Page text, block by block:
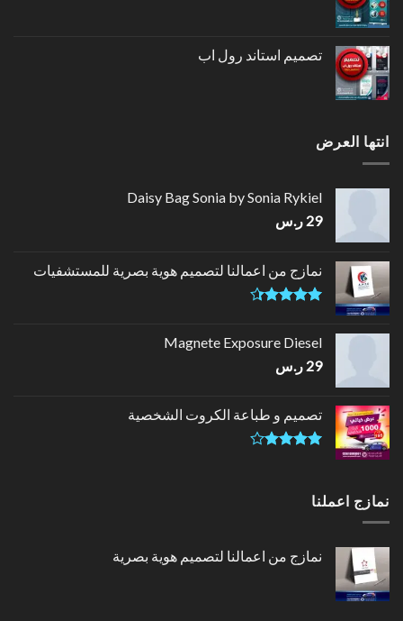
تصميم استاند رول اب
انتها العرض
Daisy Bag Sonia by Sonia Rykiel
29 ر.س
نمازج من اعمالنا لتصميم هوية بصرية للمستشفيات
5
Magnete Exposure Diesel
29 ر.س
تصميم و طباعة الكروت الشخصية
5
نمازج اعملنا
نمازج من اعمالنا لتصميم هوية بصرية